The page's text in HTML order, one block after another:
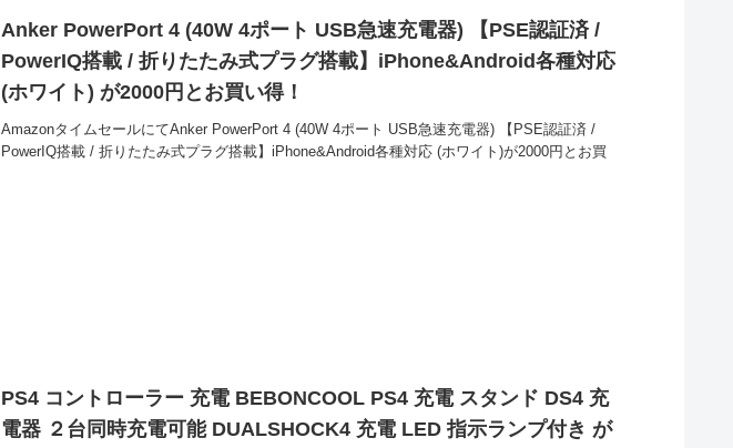
Anker PowerPort 4 (40W 4ポート USB急速充電器) 【PSE認証済 /
PowerIQ搭載 / 折りたたみ式プラグ搭載】iPhone&Android各種対応
(ホワイト) が2000円とお買い得！
AmazonタイムセールにてAnker PowerPort 4 (40W 4ポート USB急速充電器) 【PSE認証済 /
PowerIQ搭載 / 折りたたみ式プラグ搭載】iPhone&Android各種対応 (ホワイト)が2000円とお買
PS4 コントローラー 充電 BEBONCOOL PS4 充電 スタンド DS4 充
電器 ２台同時充電可能 DUALSHOCK4 充電 LED 指示ランプ付き が